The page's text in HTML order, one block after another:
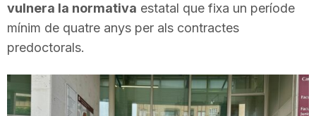
e
T
vulnera la normativa estatal que fixa un període
mínim de quatre anys per als contractes
predoctorals.